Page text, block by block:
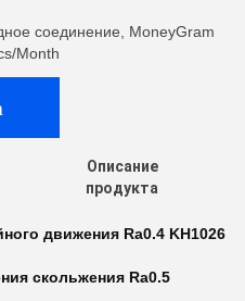
соединение, MoneyGram
Month
Описание
продукта
движения Ra0.4 KH1026
скольжения Ra0.5